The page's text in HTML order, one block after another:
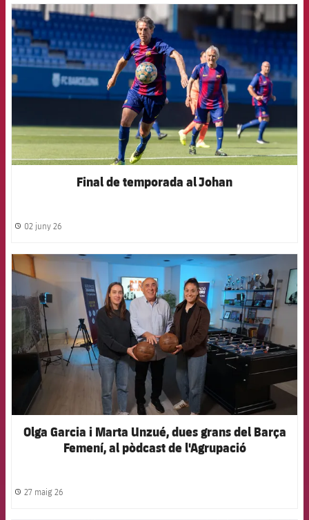
FCB Barcelona badge
Final de temporada al Johan
label.share.clock
02 juny 26
FCB Barcelona badge
Olga Garcia i Marta Unzué, dues grans del Barça
Femení, al pòdcast de l'Agrupació
label.share.clock
27 maig 26